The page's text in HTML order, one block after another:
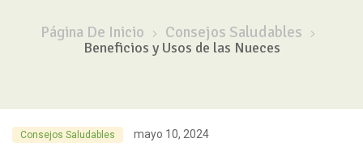
Página De Inicio Consejos Saludables
Beneficios y Usos de las Nueces
Consejos Saludables mayo 10, 2024